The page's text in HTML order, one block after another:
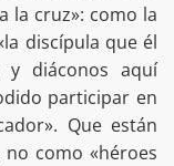
la cruz»: como la
discípula que él
y diáconos aquí
participar en
Que están
como «héroes